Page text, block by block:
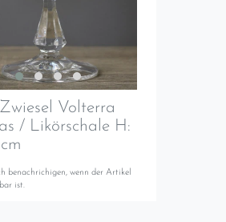
Volterra
/ Likörschale H:
benachrichigen, wenn der Artikel
ist.